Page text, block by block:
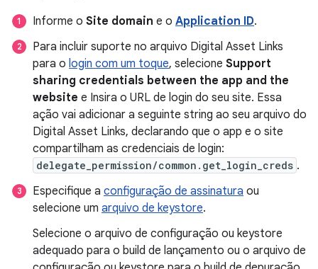
Informe o Site domain e o Application ID.
Para incluir suporte no arquivo Digital Asset Links
para o login com um toque, selecione Support
sharing credentials between the app and the
website e Insira o URL de login do seu site. Essa
ação vai adicionar a seguinte string ao seu arquivo do
Digital Asset Links, declarando que o app e o site
compartilham as credenciais de login:
delegate_permission/common.get_login_creds .
Especifique a configuração de assinatura ou
selecione um arquivo de keystore.
Selecione o arquivo de configuração ou keystore
adequado para o build de lançamento ou o arquivo de